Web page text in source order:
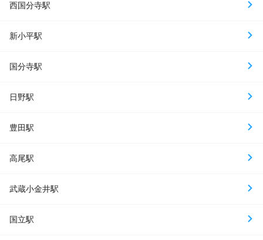
西国分寺駅
新小平駅
国分寺駅
日野駅
豊田駅
高尾駅
武蔵小金井駅
国立駅